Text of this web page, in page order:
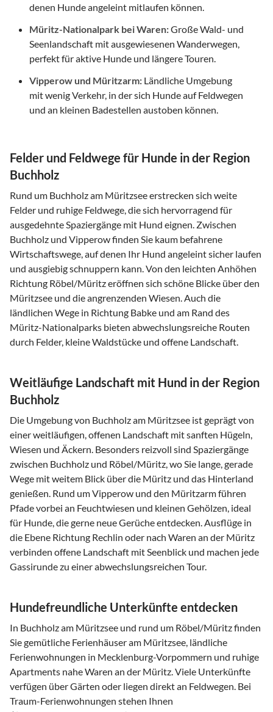
denen Hunde angeleint mitlaufen können.
Müritz-Nationalpark bei Waren:Große Wald- und
Seenlandschaft mit ausgewiesenen Wanderwegen,
perfekt für aktive Hunde und längere Touren.
Vipperow und Müritzarm: Ländliche Umgebung
mit wenig Verkehr, in der sich Hunde auf Feldwegen
und an kleinen Badestellen austoben können.
Felder und Feldwege für Hunde in der Region
Buchholz
Rund um Buchholz am Müritzsee erstrecken sich weite
Felder und ruhige Feldwege, die sich hervorragend für
ausgedehnte Spaziergänge mit Hund eignen. Zwischen
Buchholz und Vipperow finden Sie kaum befahrene
Wirtschaftswege, auf denen Ihr Hund angeleint sicher laufen
und ausgiebig schnuppern kann. Von den leichten Anhöhen
Richtung Röbel/Müritz eröffnen sich schöne Blicke über den
Müritzsee und die angrenzenden Wiesen. Auch die
ländlichen Wege in Richtung Babke und am Rand des
Müritz-Nationalparks bieten abwechslungsreiche Routen
durch Felder, kleine Waldstücke und offene Landschaft.
Weitläufige Landschaft mit Hund in der Region
Buchholz
Die Umgebung von Buchholz am Müritzsee ist geprägt von
einer weitläufigen, offenen Landschaft mit sanften Hügeln,
Wiesen und Äckern. Besonders reizvoll sind Spaziergänge
zwischen Buchholz und Röbel/Müritz, wo Sie lange, gerade
Wege mit weitem Blick über die Müritz und das Hinterland
genießen. Rund um Vipperow und den Müritzarm führen
Pfade vorbei an Feuchtwiesen und kleinen Gehölzen, ideal
für Hunde, die gerne neue Gerüche entdecken. Ausflüge in
die Ebene Richtung Rechlin oder nach Waren an der Müritz
verbinden offene Landschaft mit Seenblick und machen jede
Gassirunde zu einer abwechslungsreichen Tour.
Hundefreundliche Unterkünfte entdecken
In Buchholz am Müritzsee und rund um Röbel/Müritz finden
Sie gemütliche Ferienhäuser am Müritzsee, ländliche
Ferienwohnungen in Mecklenburg-Vorpommern und ruhige
Apartments nahe Waren an der Müritz. Viele Unterkünfte
verfügen über Gärten oder liegen direkt an Feldwegen. Bei
Traum-Ferienwohnungen stehen Ihnen